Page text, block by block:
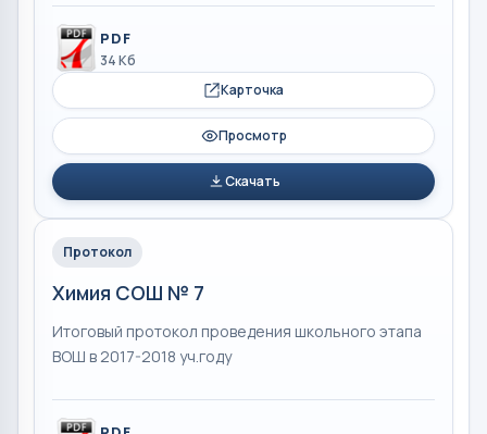
PDF
34 Кб
Карточка
Просмотр
Скачать
Протокол
Химия СОШ № 7
Итоговый протокол проведения школьного этапа
ВОШ в 2017-2018 уч.году